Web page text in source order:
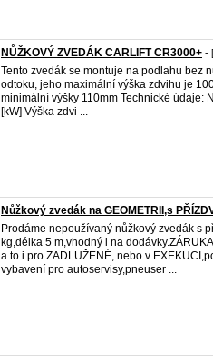
NŮŽKOVÝ ZVEDÁK CARLIFT CR3000+ -
Tento zvedák se montuje na podlahu bez
odtoku, jeho maximální výška zdvihu je
minimální výšky 110mm Technické údaje:
[kW] Výška zdvi ...
Nůžkový zvedák na GEOMETRII,s
Prodáme nepoužívaný nůžkový zvedák s
kg,délka 5 m,vhodný i na
a to i pro ZADLUŽENÉ, nebo v
vybavení pro autoservisy,pneuser ...